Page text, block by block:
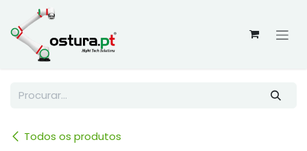
Skip to Content
Todos os produtos